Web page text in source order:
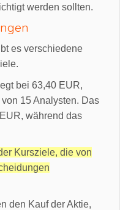
werden sollten.
es verschiedene
bei 63,40 EUR,
15 Analysten. Das
während das
Kursziele, die von
den Kauf der Aktie,